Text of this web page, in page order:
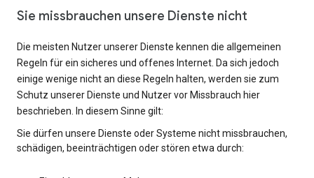
Sie missbrauchen unsere Dienste nicht
Die meisten Nutzer unserer Dienste kennen die allgemeinen
Regeln für ein sicheres und offenes Internet. Da sich jedoch
einige wenige nicht an diese Regeln halten, werden sie zum
Schutz unserer Dienste und Nutzer vor Missbrauch hier
beschrieben. In diesem Sinne gilt:
Sie dürfen unsere Dienste oder Systeme nicht missbrauchen,
schädigen, beeinträchtigen oder stören etwa durch: